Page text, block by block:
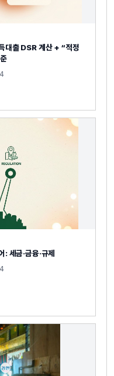
대출 DSR 계산 + “적정
세금·금융·규제